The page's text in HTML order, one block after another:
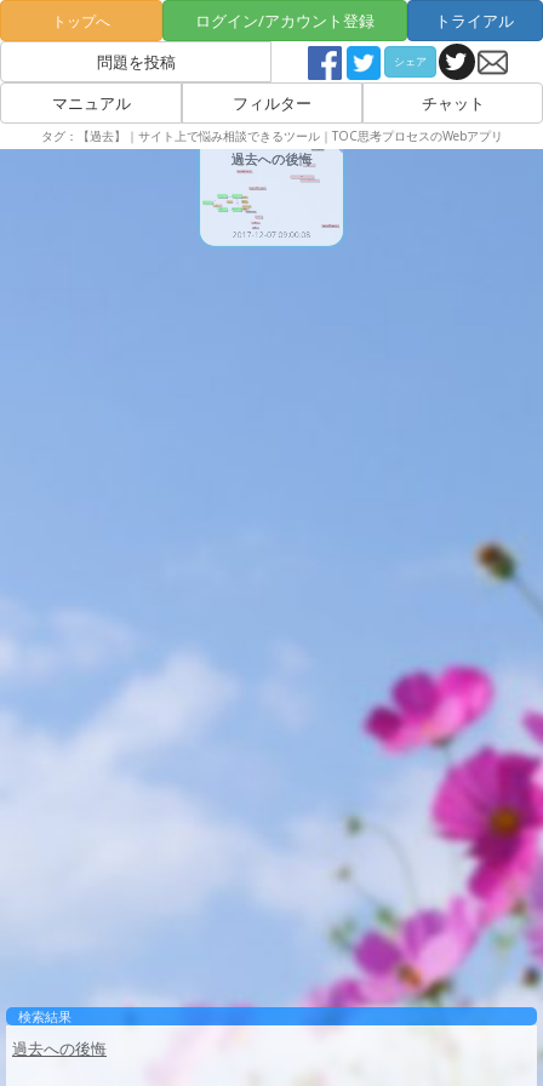
トップへ ログイン/アカウント登録
トライアル
問題を投稿
シェア
マニュアル フィルター チャット
検索結果
過去への後悔
タグ：【過去】｜サイト上で悩み相談できるツール｜TOC思考プロセスのWebアプリ
過去への後悔
2017-12-07 09:00:08
公開